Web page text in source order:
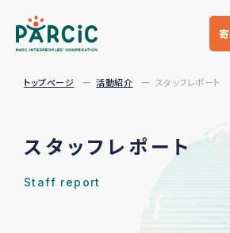
トップページ 活動紹介 スタッフレポート
スタッフレポート
Staff report